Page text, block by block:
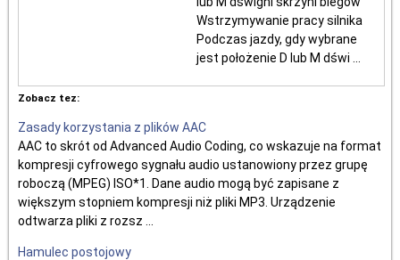
Wstrzymywanie pracy silnika
Podczas jazdy, gdy wybrane
jest położenie D lub M dświ ...
Zobacz tez:
Zasady korzystania z plików AAC
AAC to skrót od Advanced Audio Coding, co wskazuje na format
kompresji cyfrowego sygnału audio ustanowiony przez grupę
roboczą (MPEG) ISO*1. Dane audio mogą być zapisane z
większym stopniem kompresji niż pliki MP3. Urządzenie
odtwarza pliki z rozsz ...
Hamulec postojowy